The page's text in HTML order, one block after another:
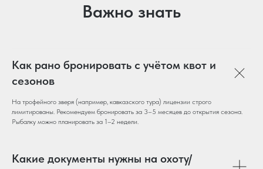
Важно знать
Как рано бронировать с учётом квот и
сезонов
На трофейного зверя (например, кавказского тура) лицензии строго
лимитированы. Рекомендуем бронировать за 3–5 месяцев до открытия сезона.
Рыбалку можно планировать за 1–2 недели.
Какие документы нужны на охоту/